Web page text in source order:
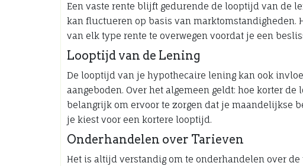
Een vaste rente blijft gedurende de looptijd van de
kan fluctueren op basis van marktomstandigheden.
van elk type rente te overwegen voordat je een
Looptijd van de Lening
De looptijd van je hypothecaire lening kan ook
aangeboden. Over het algemeen geldt: hoe korter
belangrijk om ervoor te zorgen dat je maandelijkse
je kiest voor een kortere looptijd.
Onderhandelen over Tarieven
Het is altijd verstandig om te onderhandelen over